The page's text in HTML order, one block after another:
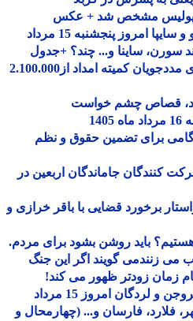
مشخص شد + عکس
قیمت محصولات ایران خودرو و سایپا امروز پنجشنبه 15 مرداد
افزایش 50 درصدری مستمری مددجویان کمیته امداد از2.100.000
قصاص چشم خواست
برای تضمین حقوق و نظم
شرکت کنندگان جاماندگان اربعین در
برخورد قضایی با باقر خرازی و
باید روشن بشود برای مردم.
گویند اگر این جنگ
زودتر ظهور می کند!
جدول قطعی برق شهرکرد، بروجن و لردگان امروز 15 مرداد
فارسان و... (چهارمحال و